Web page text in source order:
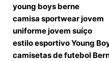
young boys berne
camisa sportwear jovem
uniforme jovem suíço
estilo esportivo Young
camisetas de futebol